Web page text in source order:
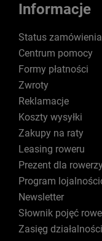
Informacje
Status zamówienia
Centrum pomocy
Formy płatności
Zwroty
Reklamacje
Koszty wysyłki
Zakupy na raty
Leasing roweru
Prezent dla
Program
Newsletter
Słownik pojęć
Zasięg działalności